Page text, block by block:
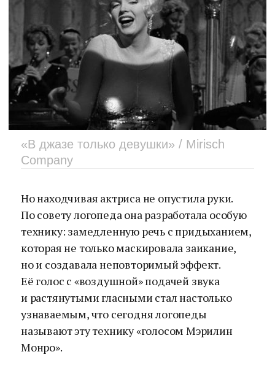
«В джазе только девушки» / Mirisch
Company
Но находчивая актриса не опустила руки.
По совету логопеда она разработала особую
технику: замедленную речь с придыханием,
которая не только маскировала заикание,
но и создавала неповторимый эффект.
Её голос с «воздушной» подачей звука
и растянутыми гласными стал настолько
узнаваемым, что сегодня логопеды
называют эту технику «голосом Мэрилин
Монро».